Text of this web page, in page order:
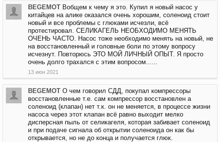
BEGEMOT Вобщем к чему я это. Купил я новый насос у
китайцев на алике оказался очень хорошим, соленоид стоит
новый и все проблемы с глюками исчезли, всё
протестировал. СЕЛИКАГЕЛЬ НЕОБХОДИМО МЕНЯТЬ
ОЧЕНЬ ЧАСТО. Насос тоже необходимо менять на новый, не
на восстановленный и головные боли по этому вопросу
исчезнут. Повторюсь ЭТО МОЙ ЛИЧНЫЙ ОПЫТ. Я просто
очень долго трахался с этим вопросом......
13 июн 2021
BEGEMOT О чем говорил СДД, покупал компрессоры
восстановленные т.е. сам компрессор восстановлен а
соленоид (клапан) нет т.к. он не меняется, в процессе жизни
насоса через этот клапан всё равно выходит мелко
дисперсная пыль от селикагеля, которая забивает соленоид
и при подаче сигнала об открытии соленоида он как бы
открывается, но не до конца и получается глюк.